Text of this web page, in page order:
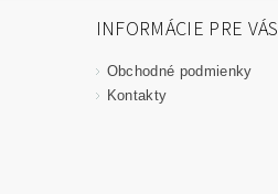
INFORMÁCIE PRE VÁS
Obchodné podmienky
Kontakty